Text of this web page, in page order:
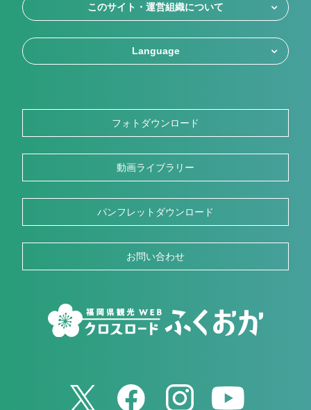
このサイト・運営組織について
Language
フォトダウンロード
動画ライブラリー
パンフレットダウンロード
お問い合わせ